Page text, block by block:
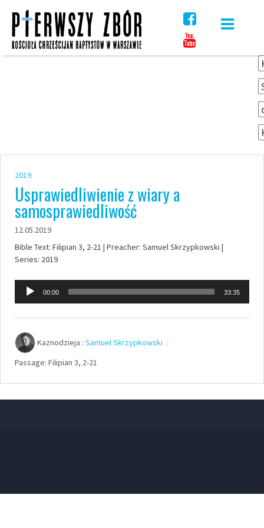
content
2019
Usprawiedliwienie z wiary a
samosprawiedliwość
12.05.2019
Bible Text: Filipian 3, 2-21 | Preacher: Samuel Skrzypkowski |
Series: 2019
Odtwarzacz
plików
dźwiękowych
00:00 33:35
Kaznodzieja : Samuel Skrzypkowski
Passage: Filipian 3, 2-21